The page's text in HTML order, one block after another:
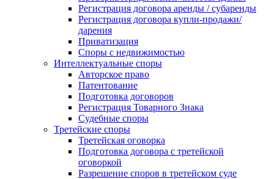
Регистрация договора аренды / субаренды
Регистрация договора купли-продажи/
дарения
Приватизация
Cпоры с недвижимостью
Интеллектуальные споры
Авторское право
Патентование
Подготовка договоров
Регистрация Товарного Знака
Судебные споры
Третейские споры
Третейская оговорка
Подготовка договора с третейской
оговоркой
Разрешение споров в третейском суде